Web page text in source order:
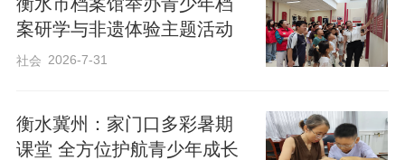
案研学与非遗体验主题活动
社会 2026-7-31
衡水冀州：家门口多彩暑期
课堂 全方位护航青少年成长